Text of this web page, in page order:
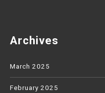
Archives
March 2025
February 2025